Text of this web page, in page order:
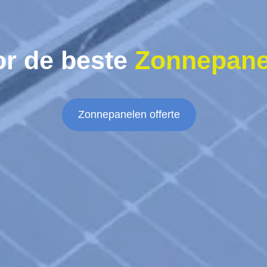
de beste
Zonnepanelen offerte